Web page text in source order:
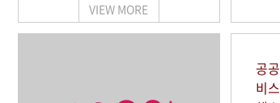
VIEW MORE
공
비